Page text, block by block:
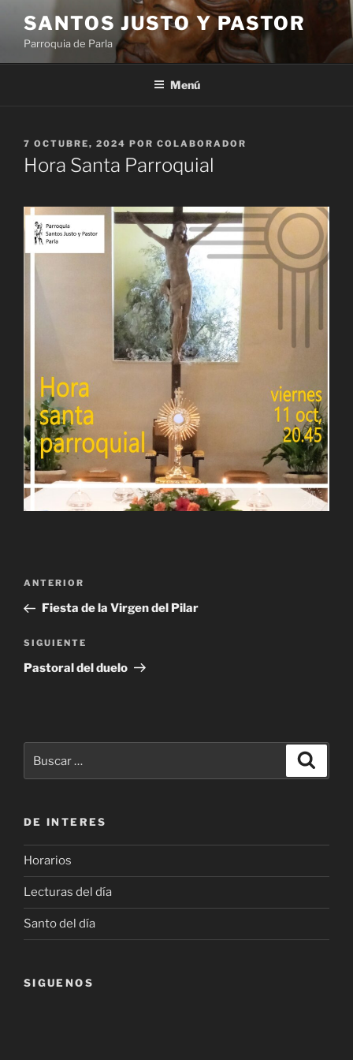
contenido
SANTOS JUSTO Y PASTOR
Parroquia de Parla
Menú
PUBLICADO
EL
7 OCTUBRE, 2024 POR COLABORADOR
Hora Santa Parroquial
Navegación
entradas
Entrada
anterior:
ANTERIOR
Fiesta de la Virgen del Pilar
Siguiente
entrada
SIGUIENTE
Pastoral del duelo
por:
DE INTERES
Horarios
Lecturas del día
Santo del día
SIGUENOS